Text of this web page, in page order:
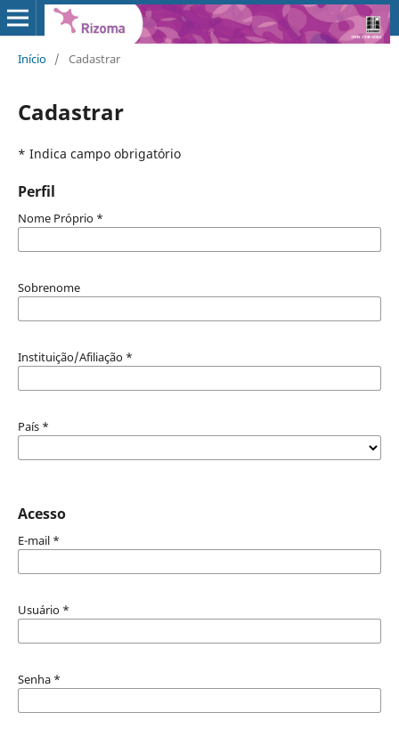
Início / Cadastrar
Cadastrar
* Indica campo obrigatório
Perfil
Nome Próprio *
Sobrenome
Instituição/Afiliação *
País *
Acesso
E-mail *
Usuário *
Senha *